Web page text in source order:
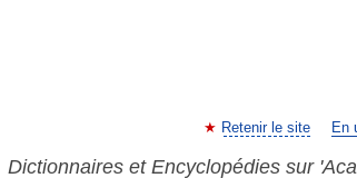
Retenir le site En
Dictionnaires et Encyclopédies sur